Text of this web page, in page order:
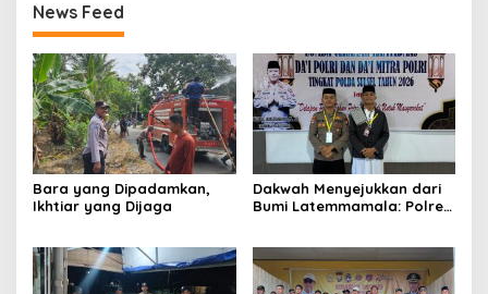
News Feed
Bara yang Dipadamkan,
Ikhtiar yang Dijaga
Dakwah Menyejukkan dari
Bumi Latemmamala: Polres
Polda Sulsel